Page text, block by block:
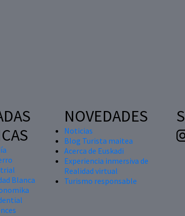
Blanca
NOVEDADES
Noticias
Blog Turista maitea
Acerca de Euskadi
Experiencia inmersiva de
Realidad virtual
Turismo responsable